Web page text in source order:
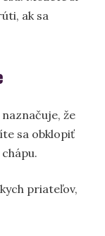
ak sa
že
sa obklopiť
priateľov,